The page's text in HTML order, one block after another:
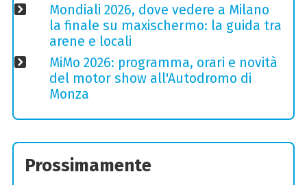
Mondiali 2026, dove vedere a Milano
la finale su maxischermo: la guida tra
arene e locali
MiMo 2026: programma, orari e novità
del motor show all'Autodromo di
Monza
Prossimamente